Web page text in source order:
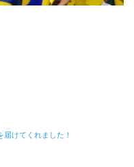
けてくれました！